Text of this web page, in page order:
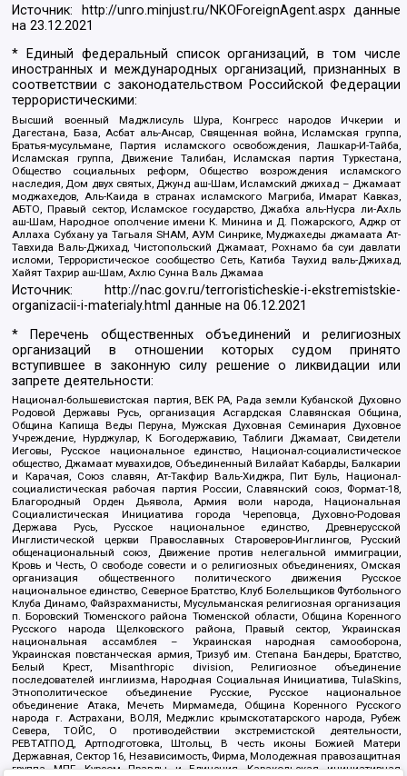
Источник: http://unro.minjust.ru/NKOForeignAgent.aspxданные
на23.12.2021
* Единый федеральный список организаций, в том числе
иностранных и международных организаций, признанных в
соответствии с законодательством Российской Федерации
террористическими:
Высший военный Маджлисуль Шура, Конгресс народов Ичкерии и
Дагестана, База, Асбат аль-Ансар, Священная война, Исламская группа,
Братья-мусульмане, Партия исламского освобождения, Лашкар-И-Тайба,
Исламская группа, Движение Талибан, Исламская партия Туркестана,
Общество социальных реформ, Общество возрождения исламского
наследия, Дом двух святых, Джунд аш-Шам, Исламский джихад – Джамаат
моджахедов, Аль-Каида в странах исламского Магриба, Имарат Кавказ,
АБТО, Правый сектор, Исламское государство, Джабха аль-Нусра ли-Ахль
аш-Шам, Народное ополчение имени К. Минина и Д. Пожарского, Аджр от
Аллаха Субхану уа Тагьаля SHAM, АУМ Синрике, Муджахеды джамаата Ат-
Тавхида Валь-Джихад, Чистопольский Джамаат, Рохнамо ба суи давлати
исломи, Террористическое сообщество Сеть, Катиба Таухид валь-Джихад,
Хайят Тахрир аш-Шам, Ахлю Сунна Валь Джамаа
Источник:
http://nac.gov.ru/terroristicheskie-i-ekstremistskie-
organizacii-i-materialy.html данные на06.12.2021
* Перечень общественных объединений и религиозных
организаций в отношении которых судом принято
вступившее в законную силу решение о ликвидации или
запрете деятельности:
Национал-большевистская партия, ВЕК РА, Рада земли Кубанской Духовно
Родовой Державы Русь, организация Асгардская Славянская Община,
Община Капища Веды Перуна, Мужская Духовная Семинария Духовное
Учреждение, Нурджулар, К Богодержавию, Таблиги Джамаат, Свидетели
Иеговы, Русское национальное единство, Национал-социалистическое
общество, Джамаат мувахидов, Объединенный Вилайат Кабарды, Балкарии
и Карачая, Союз славян, Ат-Такфир Валь-Хиджра, Пит Буль, Национал-
социалистическая рабочая партия России, Славянский союз, Формат-18,
Благородный Орден Дьявола, Армия воли народа, Национальная
Социалистическая Инициатива города Череповца, Духовно-Родовая
Держава Русь, Русское национальное единство, Древнерусской
Инглистической церкви Православных Староверов-Инглингов, Русский
общенациональный союз, Движение против нелегальной иммиграции,
Кровь и Честь, О свободе совести и о религиозных объединениях, Омская
организация общественного политического движения Русское
национальное единство, Северное Братство, Клуб Болельщиков Футбольного
Клуба Динамо, Файзрахманисты, Мусульманская религиозная организация
п. Боровский Тюменского района Тюменской области, Община Коренного
Русского народа Щелковского района, Правый сектор, Украинская
национальная ассамблея – Украинская народная самооборона,
Украинская повстанческая армия, Тризуб им. Степана Бандеры, Братство,
Белый Крест, Misanthropic division, Религиозное объединение
последователей инглиизма, Народная Социальная Инициатива, TulaSkins,
Этнополитическое объединение Русские, Русское национальное
объединение Атака, Мечеть Мирмамеда, Община Коренного Русского
народа г. Астрахани, ВОЛЯ, Меджлис крымскотатарского народа, Рубеж
Севера, ТОЙС, О противодействии экстремистской деятельности,
РЕВТАТПОД, Артподготовка, Штольц, В честь иконы Божией Матери
Державная, Сектор 16, Независимость, Фирма, Молодежная правозащитная
группа МПГ, Курсом Правды и Единения, Каракольская инициативная